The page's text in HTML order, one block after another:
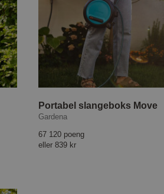
Portabel slangeboks Move
Gardena
67 120 poeng
eller 839 kr